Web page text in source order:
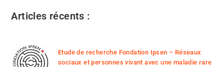
Articles récents :
Etude de recherche Fondation Ipsen – Réseaux
sociaux et personnes vivant avec une maladie rare